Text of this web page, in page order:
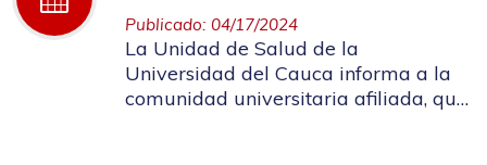
Publicado: 04/17/2024
La Unidad de Salud de la
Universidad del Cauca informa a la
comunidad universitaria afiliada, que